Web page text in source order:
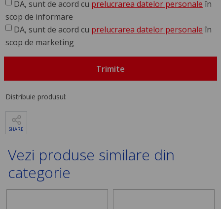
DA, sunt de acord cu prelucrarea datelor personale în
scop de informare
DA, sunt de acord cu prelucrarea datelor personale în
scop de marketing
Trimite
Distribuie produsul:
SHARE
Vezi produse similare din
categorie